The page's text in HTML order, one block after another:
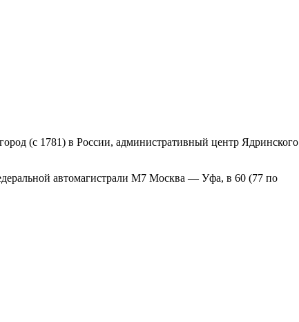
(с 1781) в России, административный центр Ядринского
автомагистрали М7 Москва — Уфа, в 60 (77 по